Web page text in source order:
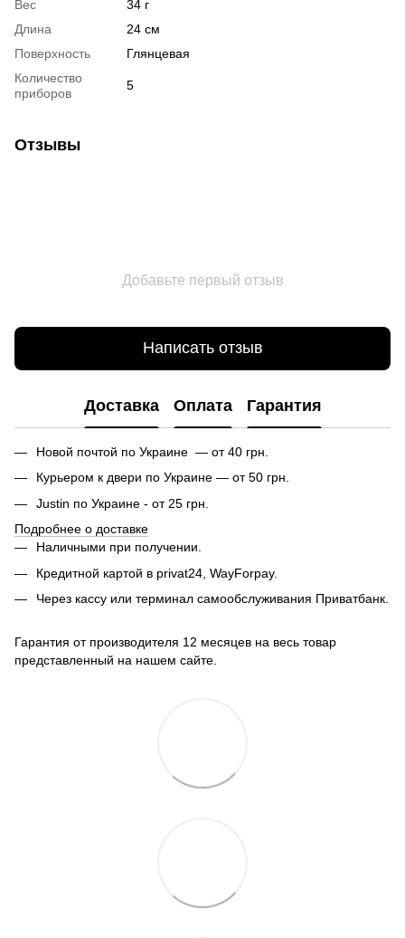
Вес
34 г
Длина
24 см
Поверхность
Глянцевая
Количество
приборов
5
Отзывы
Добавьте первый отзыв
Написать отзыв
Доставка Оплата Гарантия
Новой почтой по Украине — от 40 грн.
Курьером к двери по Украине — от 50 грн.
Justin по Украине - от 25 грн.
Подробнее о доставке
Наличными при получении.
Кредитной картой в privat24, WayForpay.
Через кассу или терминал самообслуживания Приватбанк.
Гарантия от производителя 12 месяцев на весь товар
представленный на нашем сайте.